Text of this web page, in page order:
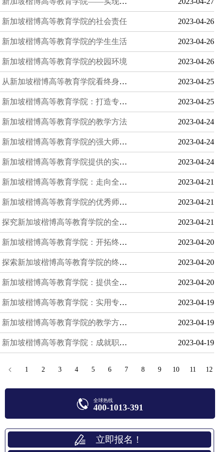
新加坡楷博高等教育学院的社会责任 2023-04-26
新加坡楷博高等教育学院的学生生活 2023-04-26
新加坡楷博高等教育学院的校园环境 2023-04-26
从新加坡楷博高等教育学院看终身教育 2023-04-25
新加坡楷博高等教育学院：打造专业人才的摇篮 2023-04-25
新加坡楷博高等教育学院的教学方法 2023-04-24
新加坡楷博高等教育学院的强大师资力量 2023-04-24
新加坡楷博高等教育学院提供的实用职业培训 2023-04-24
新加坡楷博高等教育学院：走向全球化的教育学府 2023-04-21
新加坡楷博高等教育学院的优秀师资队伍 2023-04-21
探究新加坡楷博高等教育学院的全球终身教育 2023-04-21
新加坡楷博高等教育学院：开拓终身学习之路 2023-04-20
探索新加坡楷博高等教育学院的终身学习计划 2023-04-20
新加坡楷博高等教育学院：提供全方位终身教育 2023-04-20
新加坡楷博高等教育学院：实用专业技能培训 2023-04-19
新加坡楷博高等教育学院的教学方法与师资力量 2023-04-19
新加坡楷博高等教育学院：成就职业梦想 2023-04-19
1 2 3 4 5 6 7 8 9 10 11 12
全球热线
400-1013-391
立即报名！